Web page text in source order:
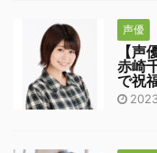
声優
【声
赤崎
で祝